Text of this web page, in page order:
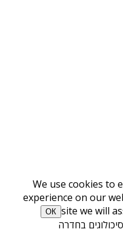
We use cookies to
experience on our
site we will
ОК
בחדרה